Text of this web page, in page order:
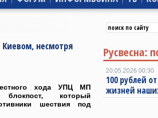
Киевом, несмотря
хода УПЦ МП
блокпост, который
шествия под
Русвесна:
20.05.2026 00:30
100 рублей
жизней